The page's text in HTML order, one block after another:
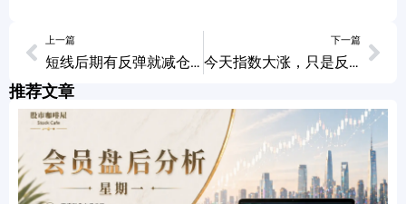
上一篇
短线后期有反弹就减仓，再聊长线布局！
下一篇
今天指数大涨，只是反弹
推荐文章